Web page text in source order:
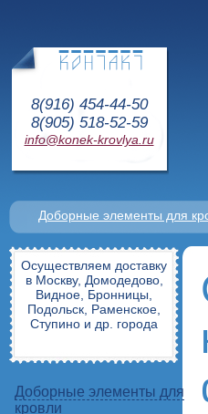
8(916) 454-44-50
8(905) 518-52-59
info@konek-krovlya.ru
Доборные элементы для
Осуществляем доставку
в Москву, Домодедово,
Видное, Бронницы,
Подольск, Раменское,
Ступино и др. города
Доборные элементы для
кровли